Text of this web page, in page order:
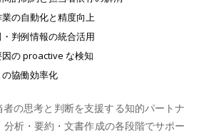
の自動化と精度向上
判例情報の統合活用
の proactive な検知
協働効率化
の思考と判断を支援する知的パートナ
分析・要約・文書作成の各段階でサポー